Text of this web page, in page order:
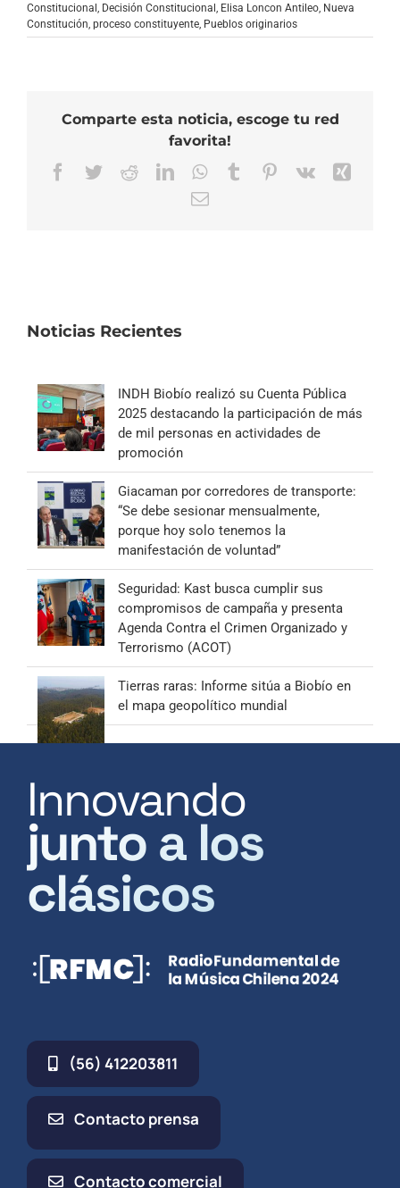
Constitucional , Decisión Constitucional , Elisa Loncon Antileo, Nueva
Constitución, proceso constituyente, Pueblos originarios
Comparte esta noticia, escoge tu red
favorita!
Facebook
TwitterRedditLinkedInWhatsApp
TumblrPinterest
Vk
Correo
Noticias Recientes
INDH Biobío realizó su Cuenta Pública
2025 destacando la participación de más
de mil personas en actividades de
promoción
Giacaman por corredores de transporte:
“Se debe sesionar mensualmente,
porque hoy solo tenemos la
manifestación de voluntad”
Seguridad: Kast busca cumplir sus
compromisos de campaña y presenta
Agenda Contra el Crimen Organizado y
Terrorismo (ACOT)
Tierras raras: Informe sitúa a Biobío en
el mapa geopolítico mundial
Innovando
junto a los
clásicos
(56) 412203811
Contacto prensa
Contacto comercial